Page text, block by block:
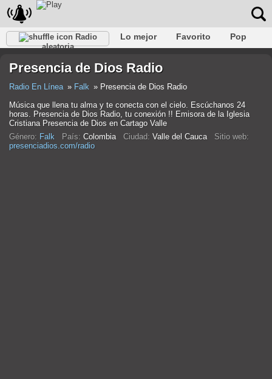
Radio
aleatoria
Lo mejor Favorito
Pop
Rap
Trans Falk Jazz Bebé
Presencia de Dios Radio
Radio En Línea Falk
Presencia de Dios Radio
Música que llena tu alma y te conecta con el cielo. Escúchanos 24
horas. Presencia de Dios Radio, tu conexión !! Emisora de la Iglesia
Cristiana Presencia de Dios en Cartago Valle
Género: Falk País: Colombia Ciudad: Valle del Cauca Sitio web:
presenciadios.com/radio